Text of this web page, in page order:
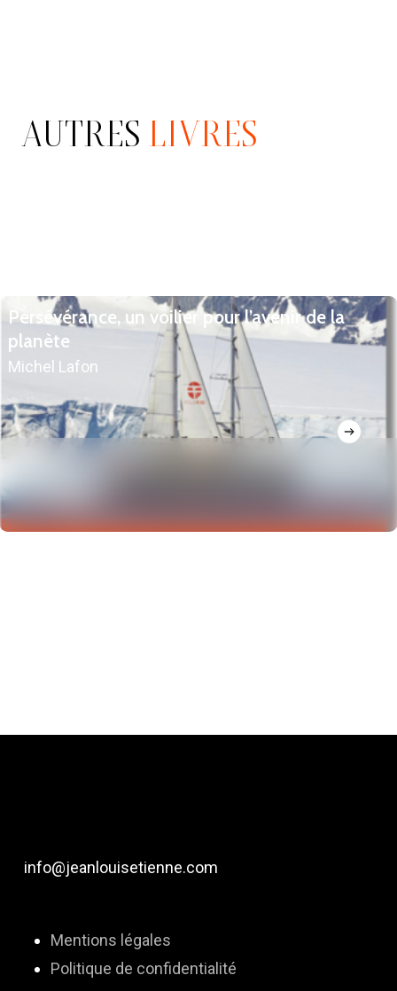
AUTRES LIVRES
Persévérance, un voilier pour l’avenir de la
planète
Michel Lafon
info@jeanlouisetienne.com
Mentions légales
Politique de confidentialité